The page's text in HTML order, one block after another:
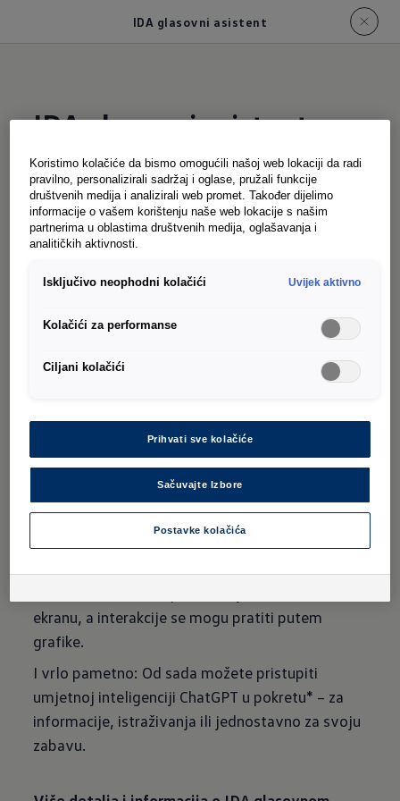
IDA glasovni asistent
IDA glasovni asistent
ID. Buzz Cargo
Vaš ID. Buzz Cargo vas razumije: Sa novim,
opcionalnim IDA glasovnim asistentom, možete
lako upravljati svojim infotainment sistemom
odgovarajući unos u adresar ili broj telefona.
Počni komunikaciju sa "Zdravo IDA" i samo naglas
reci šta želiš. ID. Buzz Cargo se brine o ostalom –
Opcionalni glasovni asistent IDA također
razumije slobodne fraze poput "Hladno mi je" ili
"Gdje postoje japanski restorani u Berlinu?",
postavlja pitanja i prekida. Pored toga, glasovni
asistent koristi digitalne mikrofone da detektuje
da li vozač ili suvozač govori, na primjer kako bi
ekranu, a interakcije se mogu pratiti putem
grafike.
I vrlo pametno: Od sada možete pristupiti
umjetnoj inteligenciji ChatGPT u pokretu* – za
informacije, istraživanja ili jednostavno za svoju
zabavu.
Koristimo kolačiće da bismo omogućili našoj web lokaciji da radi
pravilno, personalizirali sadržaj i oglase, pružali funkcije
društvenih medija i analizirali web promet. Također dijelimo
informacije o vašem korištenju naše web lokacije s našim
partnerima u oblastima društvenih medija, oglašavanja i
analitičkih aktivnosti.
Isključivo neophodni kolačići Uvijek aktivno
Kolačići za performanse
Ciljani kolačići
Prihvati sve kolačiće
Sačuvajte Izbore
Postavke kolačića